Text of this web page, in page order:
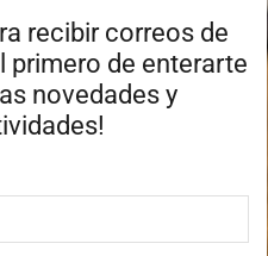
recibir correos de
primero de enterarte
novedades y